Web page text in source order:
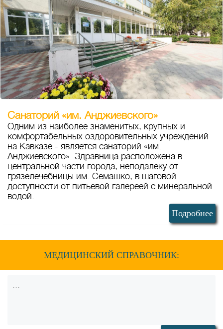
Санаторий «им. Анджиевского»
Одним из наиболее знаменитых, крупных и
комфортабельных оздоровительных учреждений
на Кавказе - является санаторий «им.
Анджиевского». Здравница расположена в
центральной части города, неподалеку от
грязелечебницы им. Семашко, в шаговой
доступности от питьевой галереей с минеральной
водой.
Подробнее
МЕДИЦИНСКИЙ СПРАВОЧНИК:
...